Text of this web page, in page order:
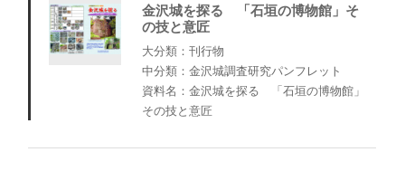
金沢城を探る 「石垣の博物館」そ
の技と意匠
大分類：刊行物
中分類：金沢城調査研究パンフレット
資料名：金沢城を探る 「石垣の博物館」
その技と意匠